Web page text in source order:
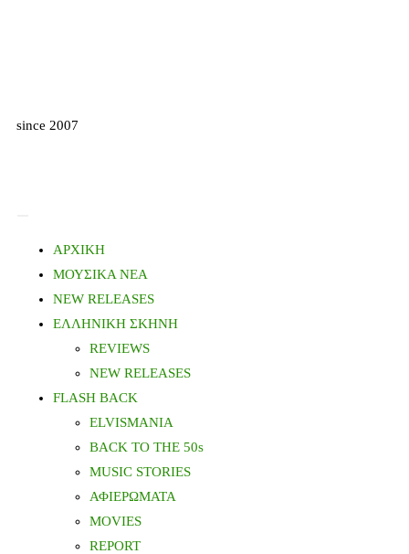
since 2007
ΑΡΧΙΚΗ
ΜΟΥΣΙΚΑ ΝΕΑ
NEW RELEASES
ΕΛΛΗΝΙΚΗ ΣΚΗΝΗ
REVIEWS
NEW RELEASES
FLASH BACK
ELVISMANIA
BACK TO THE 50s
MUSIC STORIES
ΑΦΙΕΡΩΜΑΤΑ
MOVIES
REPORT